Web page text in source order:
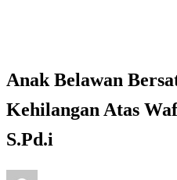
Anak Belawan
Kehilangan Atas
S.Pd.i